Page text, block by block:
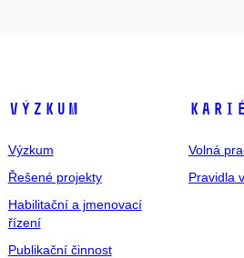
Výzkum
Výzkum
Řešené projekty
Habilitační a jmenovací
řízení
Publikační činnost
Volná
Pravidla